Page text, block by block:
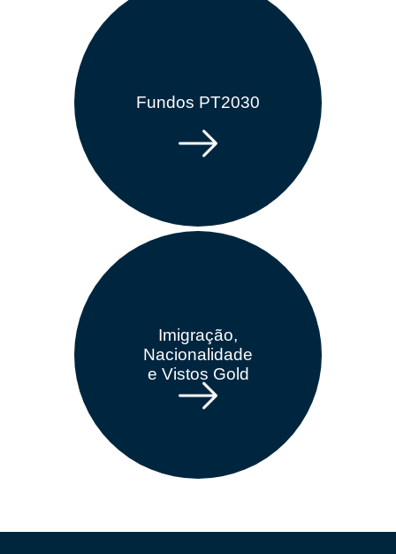
Fundos PT2030
Imigração,
Nacionalidade
e Vistos Gold